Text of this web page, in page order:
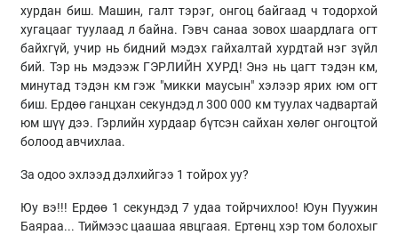
хурдан биш. Машин, галт тэрэг, онгоц байгаад ч тодорхой
хугацааг туулаад л байна. Гэвч санаа зовох шаардлага огт
байхгүй, учир нь бидний мэдэх гайхалтай хурдтай нэг зүйл
бий. Тэр нь мэдээж ГЭРЛИЙН ХУРД! Энэ нь цагт тэдэн км,
минутад тэдэн км гэж "микки маусын" хэлээр ярих юм огт
биш. Ердөө ганцхан секундэд л 300 000 км туулах чадвартай
юм шүү дээ. Гэрлийн хурдаар бүтсэн сайхан хөлөг онгоцтой
болоод авчихлаа.
За одоо эхлээд дэлхийгээ 1 тойрох уу?
Юу вэ!!! Ердөө 1 секундэд 7 удаа тойрчихлоо! Юун Пуужин
Баяраа... Тиймээс цаашаа явцгаая. Ертөнц хэр том болохыг